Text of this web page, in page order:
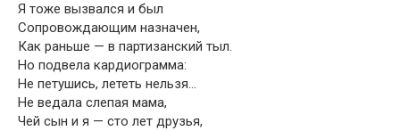
Я тоже вызвался и был
Сопровождающим назначен,
Как раньше — в партизанский тыл.
Но подвела кардиограмма:
Не петушись, лететь нельзя…
Не ведала слепая мама,
Чей сын и я — сто лет друзья,